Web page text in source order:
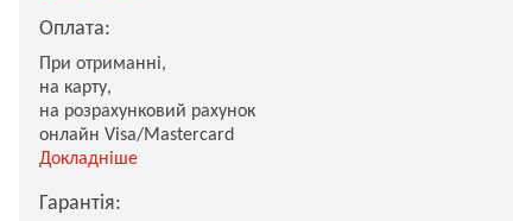
Оплата:
При отриманні,
на карту,
на розрахунковий рахунок
онлайн Visa/Mastercard
Докладніше
Гарантія: